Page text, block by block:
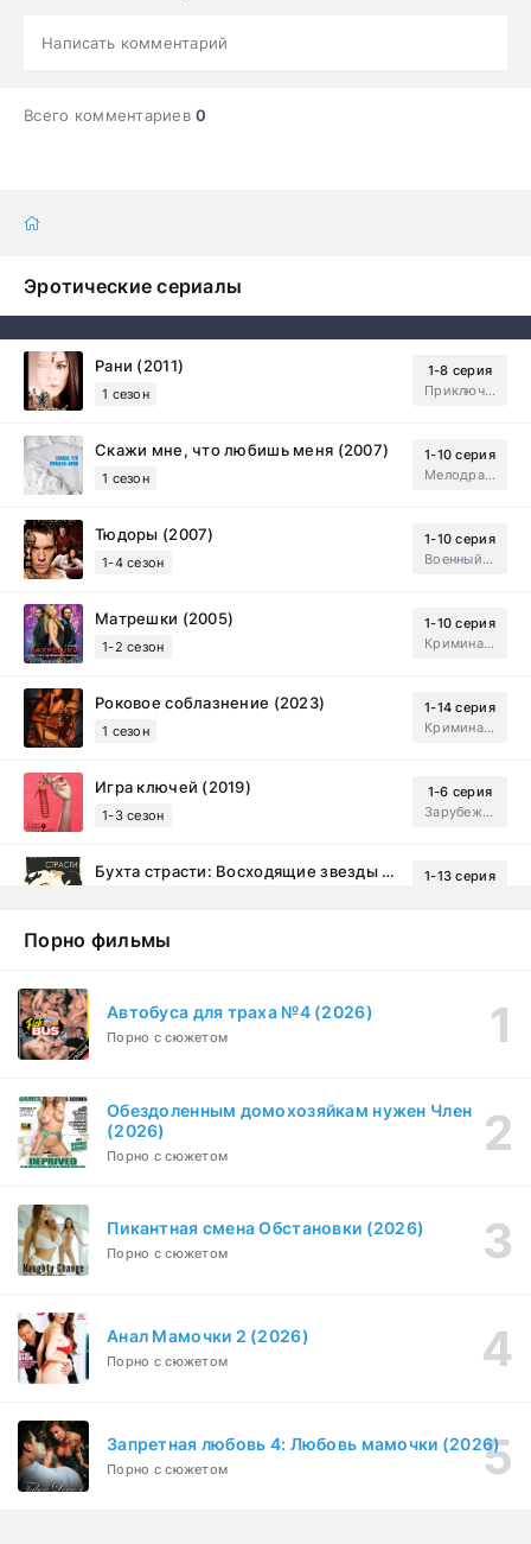
Написать комментарий
Всего комментариев0
Эротические сериалы
Рани (2011)
1 сезон
1-8 серия
Приключения, Зарубежный, Мелодрама
Скажи мне, что любишь меня (2007)
1 сезон
1-10 серия
Мелодрама, Драма
Тюдоры (2007)
1-4 сезон
1-10 серия
Военный, Исторический, Зарубежный, Мелодрама, Драма
Матрешки (2005)
1-2 сезон
1-10 серия
Криминал, Драма
Роковое соблазнение (2023)
1 сезон
1-14 серия
Криминал, Мистический, Триллер, Драма
Игра ключей (2019)
1-3 сезон
1-6 серия
Зарубежный, Мелодрама, Драма
Бухта страсти: Восходящие звезды (2000)
1-13 серия
Эйфория (2019)
Бисексуалка (2018)
Сутенёры (2023)
1 сезон
1-6 серия
Порно фильмы
Автобуса для траха №4 (2026)
Порно с сюжетом
Обездоленным домохозяйкам нужен Член
(2026)
Порно с сюжетом
Пикантная смена Обстановки (2026)
Порно с сюжетом
Анал Мамочки 2 (2026)
Порно с сюжетом
Запретная любовь 4: Любовь мамочки (2026)
Порно с сюжетом